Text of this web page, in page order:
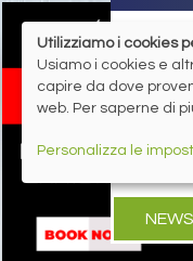
NEWS
Utilizziamo i cookies
Usiamo i cookies e
capire da dove
web. Per saperne di
Personalizza le